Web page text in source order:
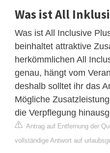
Was ist All
Was ist All Inclusive
beinhaltet attraktive
herkömmlichen All
genau, hängt vom
deshalb solltet ihr das
Mögliche
die Verpflegung
Antrag auf Entfernung der
vollständige Antwort auf